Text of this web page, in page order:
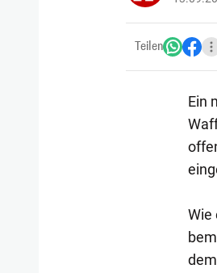
Teilen
Ein
Wie